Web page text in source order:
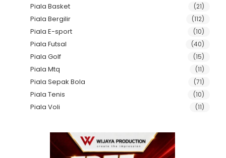
Piala Basket (21)
Piala Bergilir (112)
Piala E-sport (10)
Piala Futsal (40)
Piala Golf (15)
Piala Mtq (11)
Piala Sepak Bola (71)
Piala Tenis (10)
Piala Voli (11)